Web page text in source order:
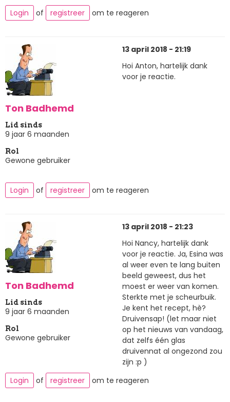
Login
of registreer om te reageren
Ton Badhemd
Lid sinds
9 jaar 6 maanden
Rol
Gewone gebruiker
13 april 2018 - 21:19
Hoi Anton, hartelijk dank
voor je reactie.
Login of registreer om te reageren
Ton Badhemd
Lid sinds
9 jaar 6 maanden
Rol
Gewone gebruiker
13 april 2018 - 21:23
Hoi Nancy, hartelijk dank
voor je reactie. Ja, Esina was
al weer even te lang buiten
beeld geweest, dus het
moest er weer van komen.
Sterkte met je scheurbuik.
Je kent het recept, hè?
Druivensap! (let maar niet
op het nieuws van vandaag,
dat zelfs één glas
druivennat al ongezond zou
zijn :p )
Login
of registreer om te reageren